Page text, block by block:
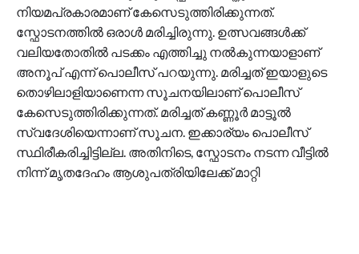
നിയമപ്രകാരമാണ് കേസെടുത്തിരിക്കുന്നത്.
സ്ഫോടനത്തിൽ ഒരാൾ മരിച്ചിരുന്നു. ഉത്സവങ്ങൾക്ക്
വലിയതോതിൽ പടക്കം എത്തിച്ചു നൽകുന്നയാളാണ്
അനൂപ് എന്ന് പൊലീസ് പറയുന്നു. മരിച്ചത് ഇയാളുടെ
തൊഴിലാളിയാണെന്ന സൂചനയിലാണ് പൊലീസ്
കേസെടുത്തിരിക്കുന്നത്. മരിച്ചത് കണ്ണൂർ മാട്ടൂൽ
സ്വദേശിയെന്നാണ് സൂചന. ഇക്കാര്യം പൊലീസ്
സ്ഥിരീകരിച്ചിട്ടില്ല. അതിനിടെ, സ്ഫോടനം നടന്ന വീട്ടിൽ
നിന്ന് മൃതദേഹം ആശുപത്രിയിലേക്ക് മാറ്റി